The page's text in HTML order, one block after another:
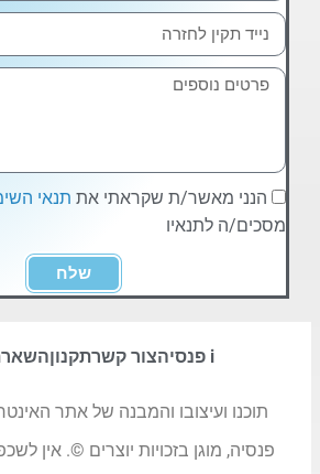
הנני מאשר/ת שקראתי את תנאי
מסכים/ה לתנאיו
שלח
i פנסיה צור קשרתקנון
פנסיה, מוגן בזכויות יוצרים ©. אין